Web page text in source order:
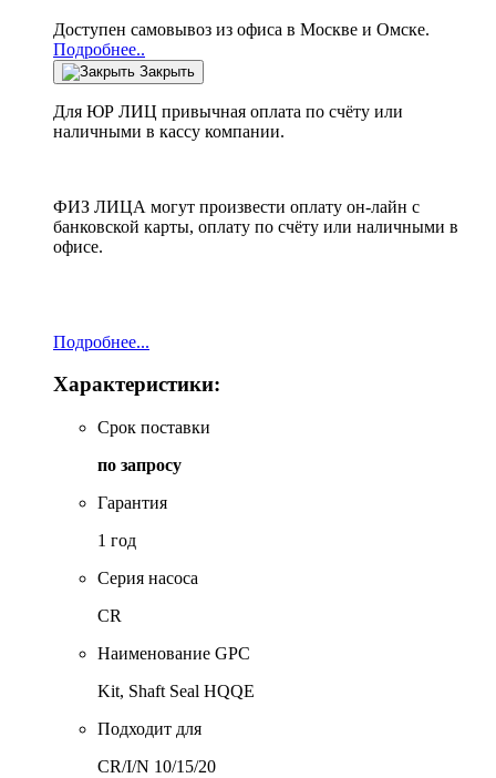
Доступен самовывоз из офиса в Москве и Омске.
Подробнее..
Закрыть
Для ЮР ЛИЦ привычная оплата по счёту или
наличными в кассу компании.
ФИЗ ЛИЦА могут произвести оплату он-лайн с
банковской карты, оплату по счёту или наличными в
офисе.
Подробнее...
Характеристики:
Срок поставки
по запросу
Гарантия
1 год
Серия насоса
CR
Наименование GPC
Kit, Shaft Seal HQQE
Подходит для
CR/I/N 10/15/20